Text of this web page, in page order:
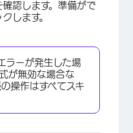
×
認します。準備がで
します。
ラーが発生した場
が無効な場合な
操作はすべてスキ